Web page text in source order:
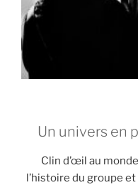
Un univers en
Clin d’œil au
l’histoire du groupe